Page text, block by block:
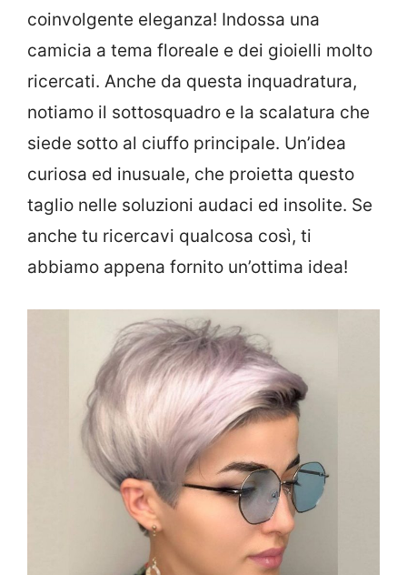
coinvolgente eleganza! Indossa una
camicia a tema floreale e dei gioielli molto
ricercati. Anche da questa inquadratura,
notiamo il sottosquadro e la scalatura che
siede sotto al ciuffo principale. Un’idea
curiosa ed inusuale, che proietta questo
taglio nelle soluzioni audaci ed insolite. Se
anche tu ricercavi qualcosa così, ti
abbiamo appena fornito un’ottima idea!